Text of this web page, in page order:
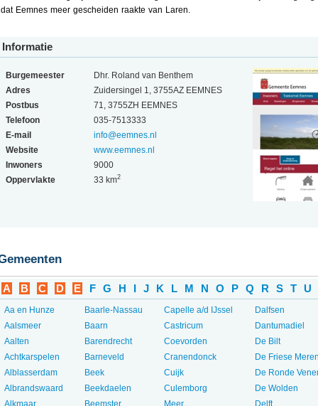
dat Eemnes meer gescheiden raakte van Laren.
Informatie
Burgemeester
Dhr. Roland van Benthem
Adres
Zuidersingel 1, 3755AZ EEMNES
Postbus
71, 3755ZH EEMNES
Telefoon
035-7513333
E-mail
info@eemnes.nl
Website
www.eemnes.nl
Inwoners
9000
Oppervlakte
33 km2
A B C D E F G H I J K L M N O P Q R S T U
Aa en Hunze
Aalsmeer
Aalten
Achtkarspelen
Alblasserdam
Albrandswaard
Alkmaar
Baarle-Nassau
Baarn
Barendrecht
Barneveld
Beek
Beekdaelen
Beemster
Capelle a/d IJssel
Castricum
Coevorden
Cranendonck
Cuijk
Culemborg
Meer...
Dalfsen
Dantumadiel
De Bilt
De Friese
De Ronde
De Wolden
Delft